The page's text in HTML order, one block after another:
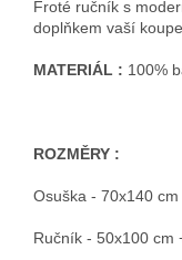
Froté ručník s
doplňkem vaší
MATERIÁL : 100%
ROZMĚRY :
Osuška - 70x140 cm
Ručník - 50x100 cm